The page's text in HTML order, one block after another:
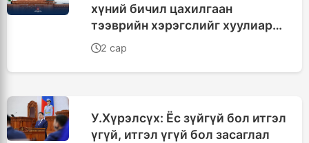
хүний бичил цахилгаан
тээврийн хэрэгслийг хуулиар
зохицуулна
2 сар
У.Хүрэлсүх: Ёс зүйгүй бол итгэл
үгүй, итгэл үгүй бол засаглал